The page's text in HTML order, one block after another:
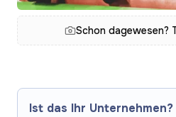
Schon dagewesen?
Ist das Ihr Unternehmen?